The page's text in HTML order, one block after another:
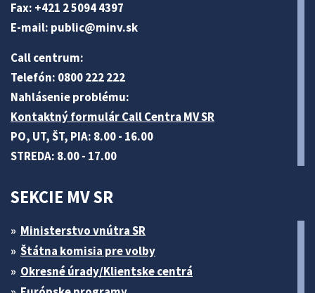
Fax: +421 2 5094 4397
E-mail: public@minv.sk
Call centrum:
Telefón: 0800 222 222
Nahlásenie problému:
Kontaktný formulár Call Centra MV SR
PO, UT, ŠT, PIA: 8.00 - 16.00
STREDA: 8.00 - 17.00
SEKCIE MV SR
Ministerstvo vnútra SR
Štátna komisia pre volby
Okresné úrady/Klientske centrá